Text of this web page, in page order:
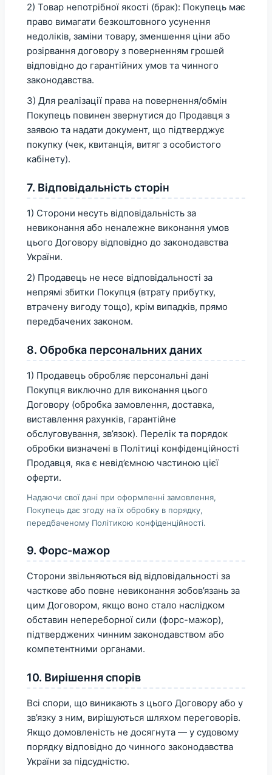
2) Товар непотрібної якості (брак): Покупець має
право вимагати безкоштовного усунення
недоліків, заміни товару, зменшення ціни або
розірвання договору з поверненням грошей
відповідно до гарантійних умов та чинного
законодавства.
3) Для реалізації права на повернення/обмін
Покупець повинен звернутися до Продавця з
заявою та надати документ, що підтверджує
покупку (чек, квитанція, витяг з особистого
кабінету).
7. Відповідальність сторін
1) Сторони несуть відповідальність за
невиконання або неналежне виконання умов
цього Договору відповідно до законодавства
України.
2) Продавець не несе відповідальності за
непрямі збитки Покупця (втрату прибутку,
втрачену вигоду тощо), крім випадків, прямо
передбачених законом.
8. Обробка персональних даних
1) Продавець обробляє персональні дані
Покупця виключно для виконання цього
Договору (обробка замовлення, доставка,
виставлення рахунків, гарантійне
обслуговування, зв’язок). Перелік та порядок
обробки визначені в Політиці конфіденційності
Продавця, яка є невід’ємною частиною цієї
оферти.
Надаючи свої дані при оформленні замовлення,
Покупець дає згоду на їх обробку в порядку,
передбаченому Політикою конфіденційності.
9. Форс-мажор
Сторони звільняються від відповідальності за
часткове або повне невиконання зобов’язань за
цим Договором, якщо воно стало наслідком
обставин непереборної сили (форс-мажор),
підтверджених чинним законодавством або
компетентними органами.
10. Вирішення спорів
Всі спори, що виникають з цього Договору або у
зв’язку з ним, вирішуються шляхом переговорів.
Якщо домовленість не досягнута — у судовому
порядку відповідно до чинного законодавства
України за підсудністю.